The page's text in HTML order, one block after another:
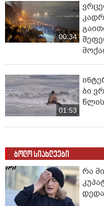
00:34
01:53
ბი
ბოლო სიახლეები
რა
დედა